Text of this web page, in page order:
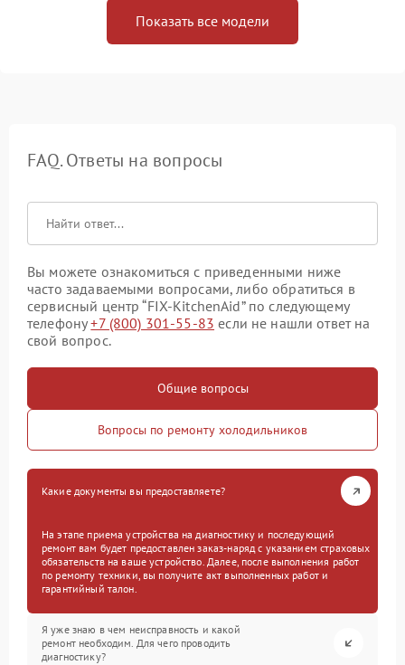
Показать все модели
FAQ. Ответы на вопросы
Вы можете ознакомиться с приведенными ниже
часто задаваемыми вопросами, либо обратиться в
сервисный центр “FIX-KitchenAid” по следующему
телефону+7 (800) 301-55-83 если не нашли ответ на
свой вопрос.
Общие вопросы
Вопросы по ремонту холодильников
Какие документы вы предоставляете?
На этапе приема устройства на диагностику и последующий
ремонт вам будет предоставлен заказ-наряд с указанием страховых
обязательств на ваше устройство. Далее, после выполнения работ
по ремонту техники, вы получите акт выполненных работ и
гарантийный талон.
Я уже знаю в чем неисправность и какой
ремонт необходим. Для чего проводить
диагностику?